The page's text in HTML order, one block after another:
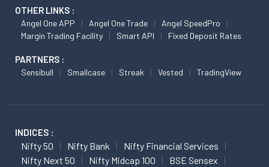
OTHER LINKS :
Angel One APP Angel One Trade
Angel SpeedPro
Margin Trading Facility
Smart API Fixed Deposit Rates
PARTNERS :
Sensibull Smallcase Streak Vested TradingView
INDICES :
Nifty 50 Nifty Bank
Nifty Financial Services
Nifty Next 50
Nifty Midcap 100
BSE Sensex